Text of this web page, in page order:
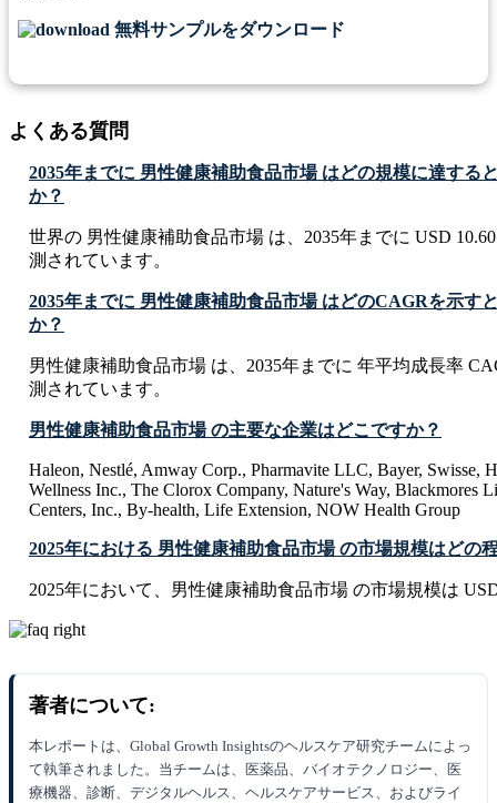
無料サンプルをダウンロード
よくある質問
2035年までに 男性健康補助食品市場 はどの規模に達する
か？
世界の 男性健康補助食品市場 は、2035年までに USD
測されています。
2035年までに 男性健康補助食品市場 はどのCAGRを示す
か？
男性健康補助食品市場 は、2035年までに 年平均成長率
測されています。
男性健康補助食品市場 の主要な企業はどこですか？
Haleon, Nestlé, Amway Corp., Pharmavite LLC, Bayer, Swisse,
Wellness Inc., The Clorox Company, Nature's Way, Blackmores
Centers, Inc., By-health, Life Extension, NOW Health Group
2025年における 男性健康補助食品市場 の市場規模はどの
2025年において、男性健康補助食品市場 の市場規模は
著者について:
本レポートは、Global Growth Insightsのヘルスケア研究チームによっ
て執筆されました。当チームは、医薬品、バイオテクノロジー、医
療機器、診断、デジタルヘルス、ヘルスケアサービス、およびライ